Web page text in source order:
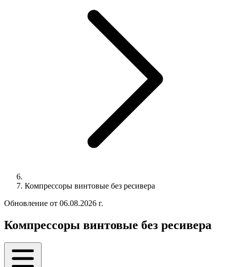
Компрессоры винтовые без ресивера
Обновление от 06.08.2026 г.
Компрессоры винтовые без ресивера